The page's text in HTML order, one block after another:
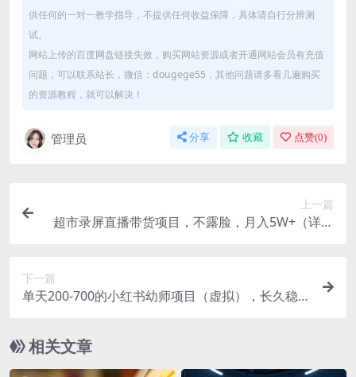
供任何的一对一教学指导，不提供任何收益保障，具体请自行分辨测
试。
网站上传的百度网盘链接失效，购买网站资源或者开通网站会员有充值
问题，可以联系站长，微信：dougege55，其他问题请多看几遍购买
的资源教程，就可以解决！
管理员 分享 收藏 点赞(0)
上一篇
超市录屏直播带货项目，不露脸，月入5W+（详细
下一篇
单天200-700的小红书幼师项目（虚拟），长久稳
相关文章